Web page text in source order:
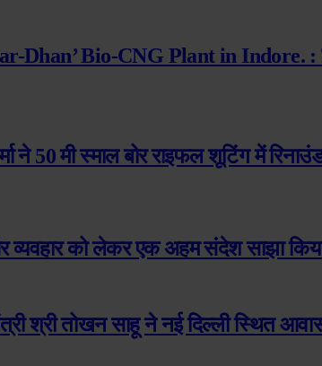
Dhan’ Bio-CNG Plant in Indore.
50 मी स्माल बोर राइफल शूटिंग में
व्यवहार को लेकर एक अहम संदेश साझा
श्री तोखन साहू ने नई दिल्ली स्थित